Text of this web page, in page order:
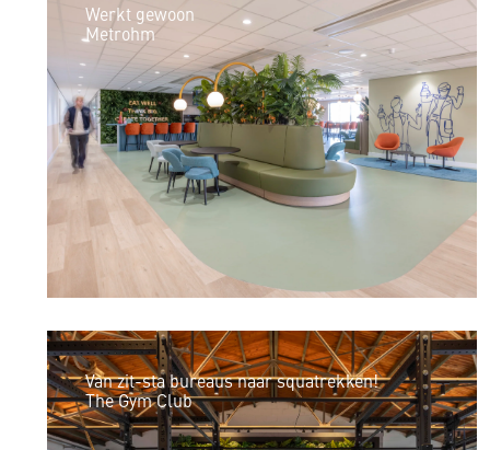
Werkt gewoon
Metrohm
Van zit-sta bureaus naar squatrekken!
The Gym Club